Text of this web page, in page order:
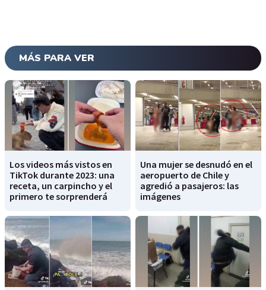
MÁS PARA VER
Los videos más vistos en
TikTok durante 2023: una
receta, un carpincho y el
primero te sorprenderá
Una mujer se desnudó en el
aeropuerto de Chile y
agredió a pasajeros: las
imágenes